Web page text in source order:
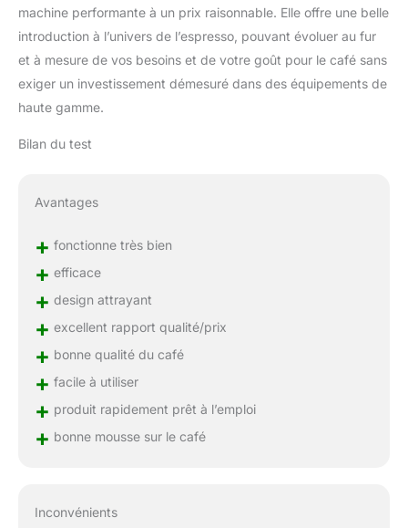
machine performante à un prix raisonnable. Elle offre une belle
introduction à l’univers de l’espresso, pouvant évoluer au fur
et à mesure de vos besoins et de votre goût pour le café sans
exiger un investissement démesuré dans des équipements de
haute gamme.
Bilan du test
Avantages
+ fonctionne très bien
+ efficace
+ design attrayant
+ excellent rapport qualité/prix
+ bonne qualité du café
+ facile à utiliser
+ produit rapidement prêt à l’emploi
+ bonne mousse sur le café
Inconvénients